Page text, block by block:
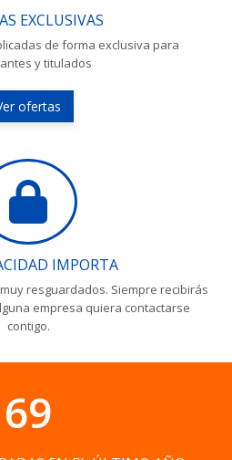
EXCLUSIVAS
de forma exclusiva para
y titulados
ofertas
IMPORTA
resguardados. Siempre recibirás
empresa quiera contactarse
contigo.
69